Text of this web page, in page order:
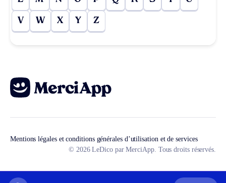
V W X Y Z
Mentions légales et conditions générales d’utilisation et de services
© 2026 LeDico par MerciApp. Tous droits réservés.